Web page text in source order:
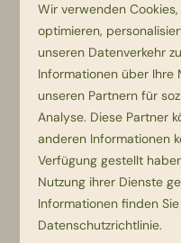
Fitness Mehr
Wir verwenden
optimieren,
unseren Datenverkehr
Informationen über Ihre
unseren Partnern für
Analyse. Diese Partner
anderen Informationen
Verfügung gestellt
Nutzung ihrer Dienste
Informationen finden
Datenschutzrichtlinie.